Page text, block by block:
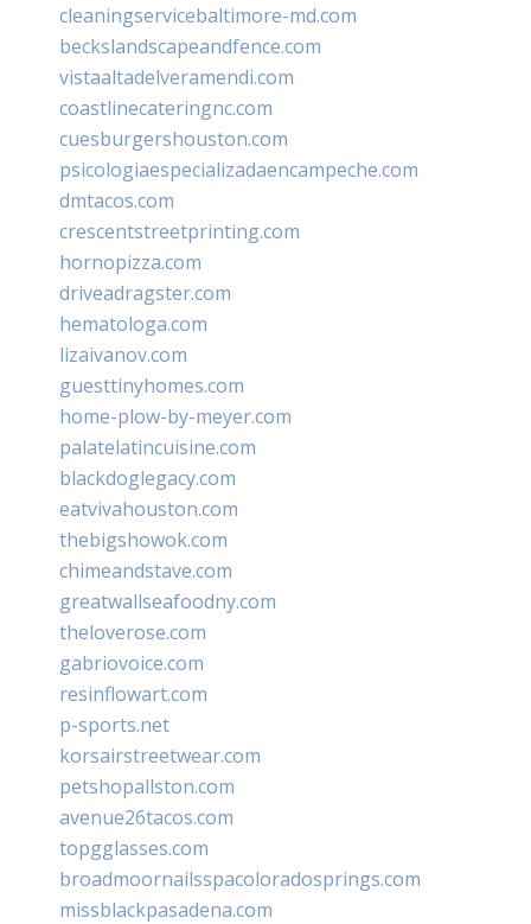
cleaningservicebaltimore-md.com
beckslandscapeandfence.com
vistaaltadelveramendi.com
coastlinecateringnc.com
cuesburgershouston.com
psicologiaespecializadaencampeche.com
dmtacos.com
crescentstreetprinting.com
hornopizza.com
driveadragster.com
hematologa.com
lizaivanov.com
guesttinyhomes.com
home-plow-by-meyer.com
palatelatincuisine.com
blackdoglegacy.com
eatvivahouston.com
thebigshowok.com
chimeandstave.com
greatwallseafoodny.com
theloverose.com
gabriovoice.com
resinflowart.com
p-sports.net
korsairstreetwear.com
petshopallston.com
avenue26tacos.com
topgglasses.com
broadmoornailsspacoloradosprings.com
missblackpasadena.com